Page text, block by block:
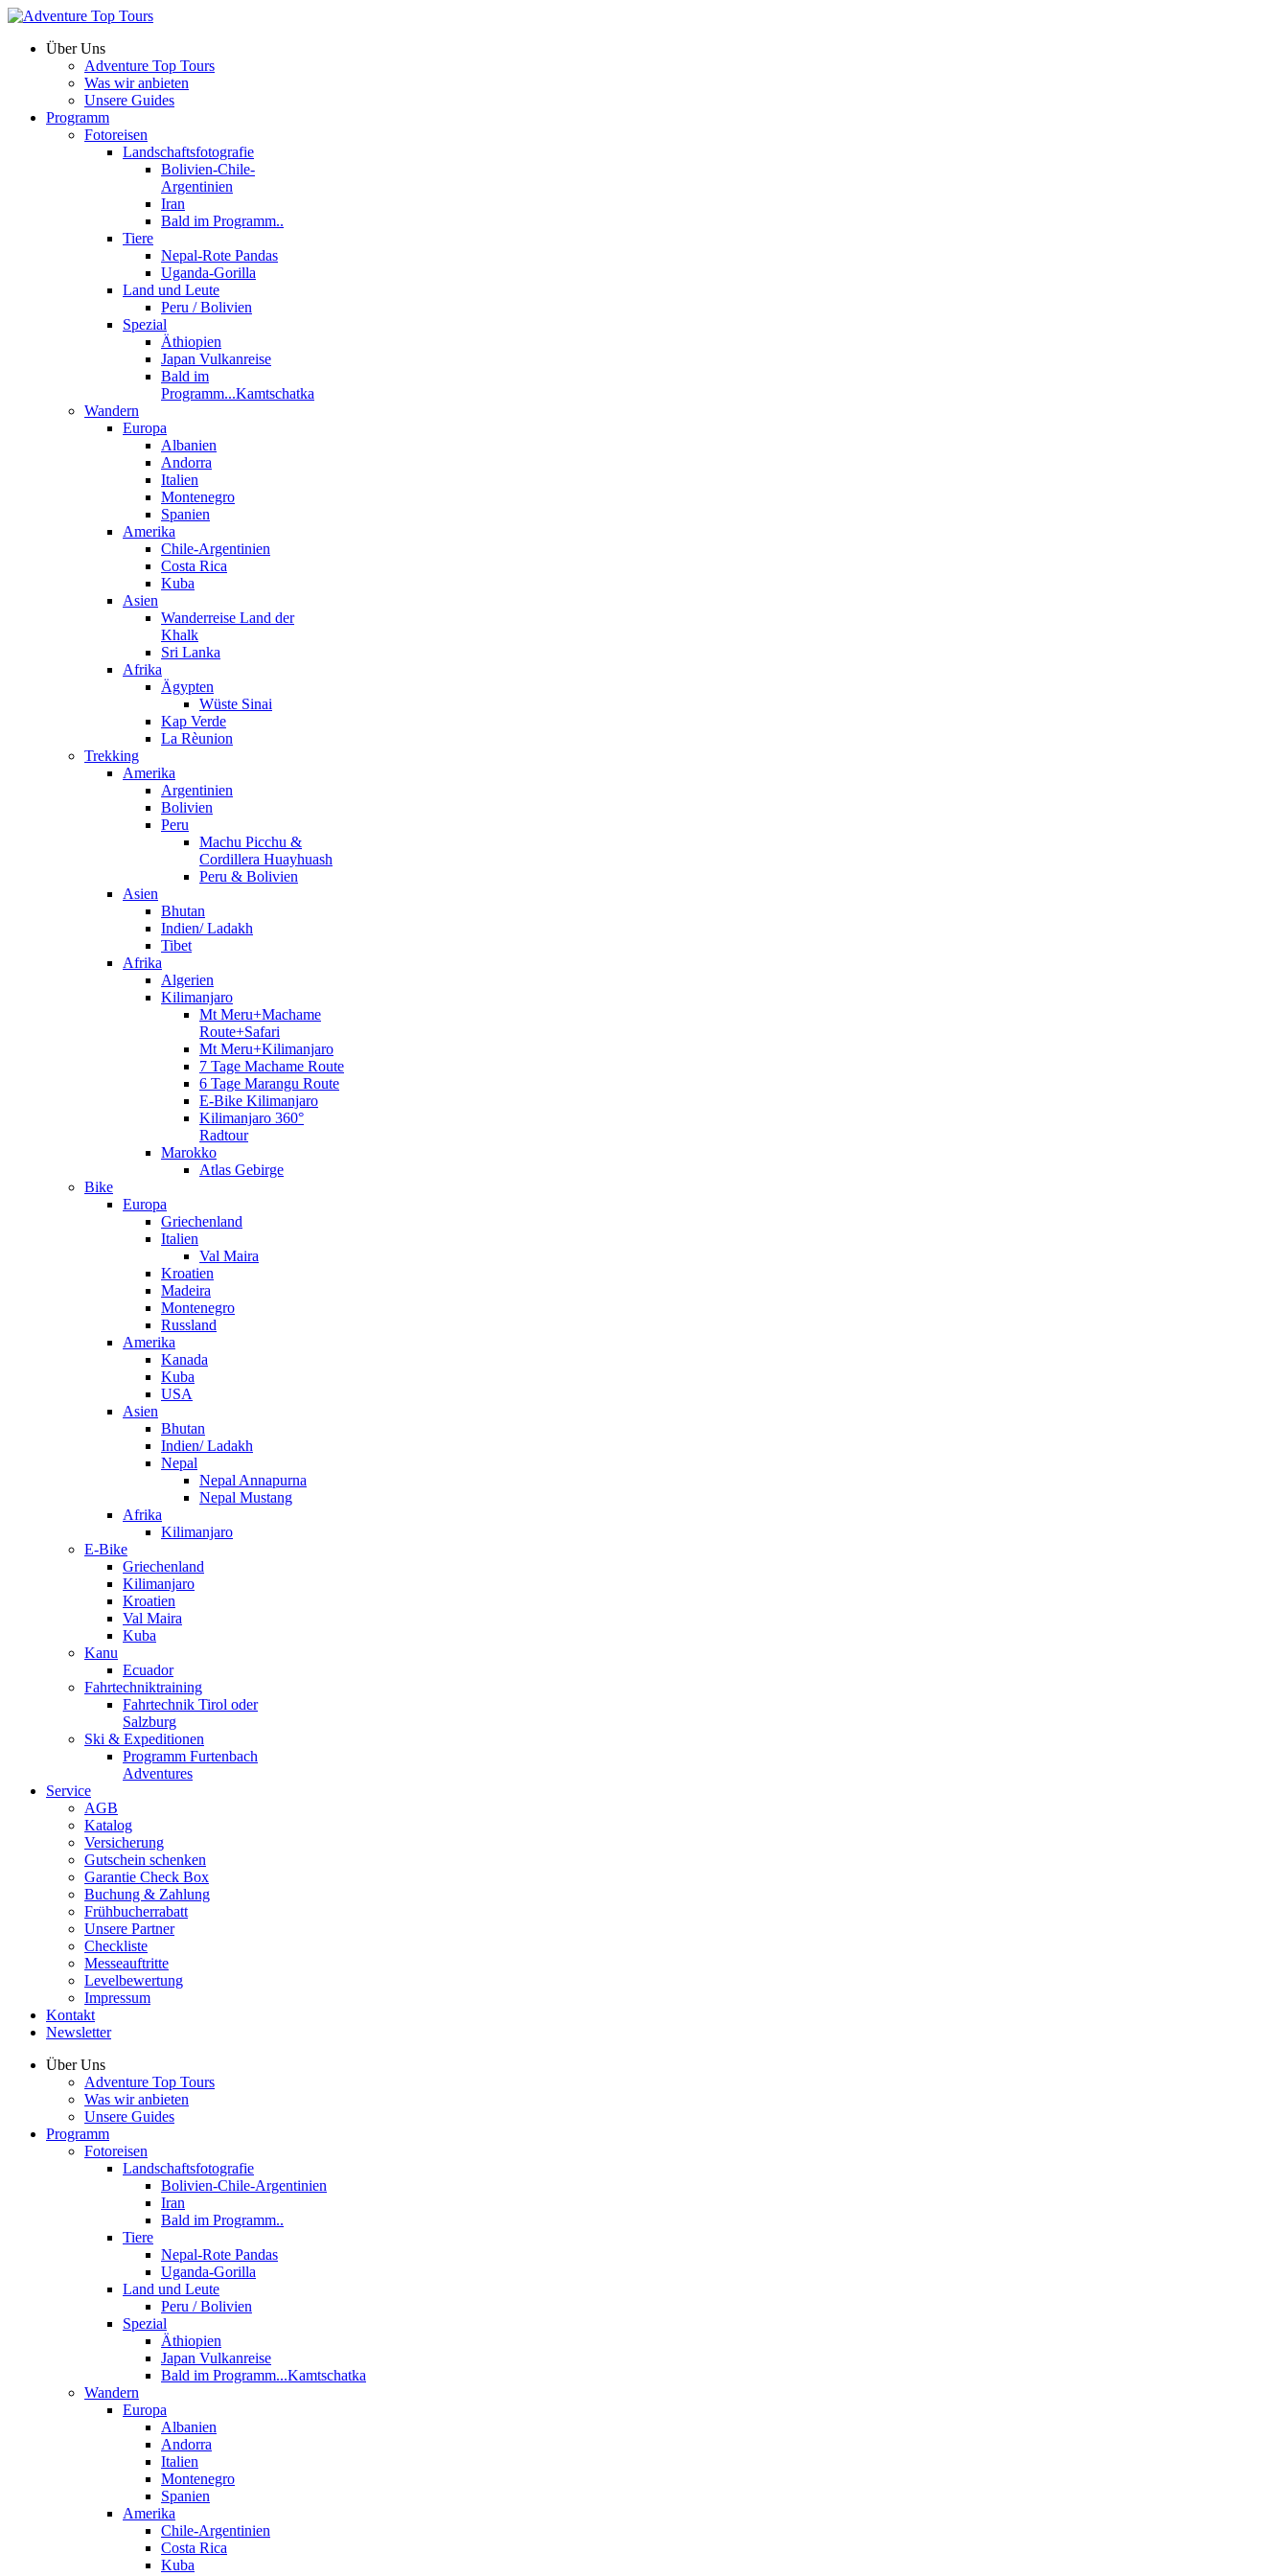
Über Uns
Adventure Top Tours
Was wir anbieten
Unsere Guides
Programm
Fotoreisen
Landschaftsfotografie
Bolivien-Chile-
Argentinien
Iran
Bald im Programm..
Tiere
Nepal-Rote Pandas
Uganda-Gorilla
Land und Leute
Peru / Bolivien
Spezial
Äthiopien
Japan Vulkanreise
Bald im
Programm...Kamtschatka
Wandern
Europa
Albanien
Andorra
Italien
Montenegro
Spanien
Amerika
Chile-Argentinien
Costa Rica
Kuba
Asien
Wanderreise Land der
Khalk
Sri Lanka
Afrika
Ägypten
Wüste Sinai
Kap Verde
La Rèunion
Trekking
Amerika
Argentinien
Bolivien
Peru
Machu Picchu &
Cordillera Huayhuash
Peru & Bolivien
Asien
Bhutan
Indien/ Ladakh
Tibet
Afrika
Algerien
Kilimanjaro
Mt Meru+Machame
Route+Safari
Mt Meru+Kilimanjaro
7 Tage Machame Route
6 Tage Marangu Route
E-Bike Kilimanjaro
Kilimanjaro 360°
Radtour
Marokko
Atlas Gebirge
Bike
Europa
Griechenland
Italien
Val Maira
Kroatien
Madeira
Montenegro
Russland
Amerika
Kanada
Kuba
USA
Asien
Bhutan
Indien/ Ladakh
Nepal
Nepal Annapurna
Nepal Mustang
Afrika
Kilimanjaro
E-Bike
Griechenland
Kilimanjaro
Kroatien
Val Maira
Kuba
Kanu
Ecuador
Fahrtechniktraining
Fahrtechnik Tirol oder
Salzburg
Ski & Expeditionen
Programm Furtenbach
Adventures
Service
AGB
Katalog
Versicherung
Gutschein schenken
Garantie Check Box
Buchung & Zahlung
Frühbucherrabatt
Unsere Partner
Checkliste
Messeauftritte
Levelbewertung
Impressum
Kontakt
Newsletter
Über Uns
Adventure Top Tours
Was wir anbieten
Unsere Guides
Programm
Fotoreisen
Landschaftsfotografie
Bolivien-Chile-Argentinien
Iran
Bald im Programm..
Tiere
Nepal-Rote Pandas
Uganda-Gorilla
Land und Leute
Peru / Bolivien
Spezial
Äthiopien
Japan Vulkanreise
Bald im Programm...Kamtschatka
Wandern
Europa
Albanien
Andorra
Italien
Montenegro
Spanien
Amerika
Chile-Argentinien
Costa Rica
Kuba